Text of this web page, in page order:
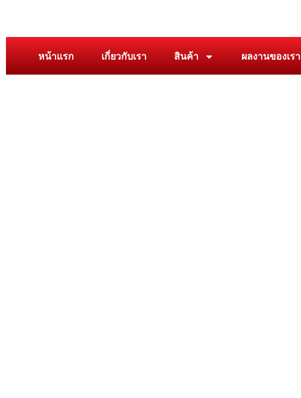
หน้าแรก เกี่ยวกับเรา สินค้า ผลงานของเรา